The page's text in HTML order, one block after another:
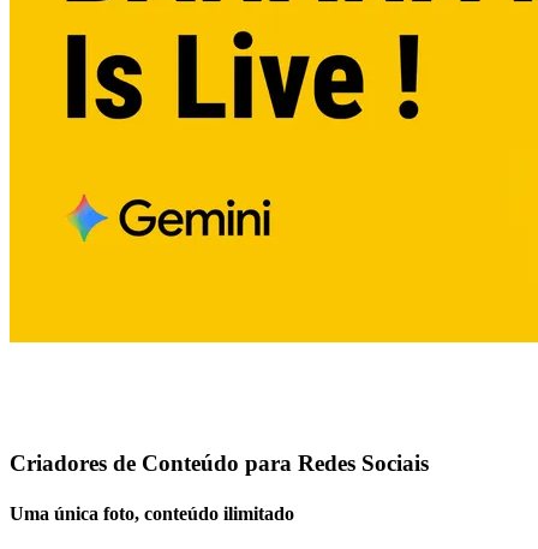
Criadores de Conteúdo para Redes Sociais
Uma única foto, conteúdo ilimitado